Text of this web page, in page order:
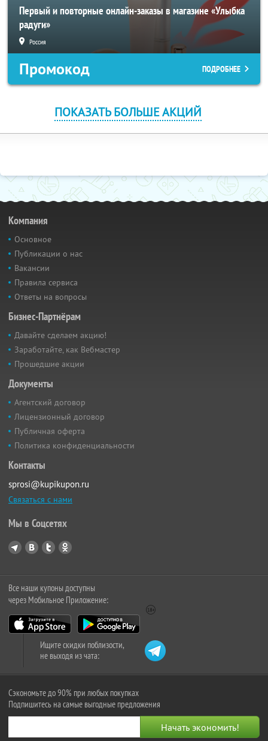
Первый и повторные онлайн-заказы в магазине «Улыбка
радуги»
Россия
Промокод ПОДРОБНЕЕ
ПОКАЗАТЬ БОЛЬШЕ АКЦИЙ
Компания
Основное
Публикации о нас
Вакансии
Правила сервиса
Ответы на вопросы
Бизнес-Партнёрам
Давайте сделаем акцию!
Заработайте, как Вебмастер
Прошедшие акции
Документы
Агентский договор
Лицензионный договор
Публичная оферта
Политика конфиденциальности
Контакты
sprosi@kupikupon.ru
Связаться с нами
Мы в Соцсетях
Все наши купоны доступны
через Мобильное Приложение:
Ищите скидки поблизости,
не выходя из чата:
Сэкономьте до 90% при любых покупках
Подпишитесь на самые выгодные предложения